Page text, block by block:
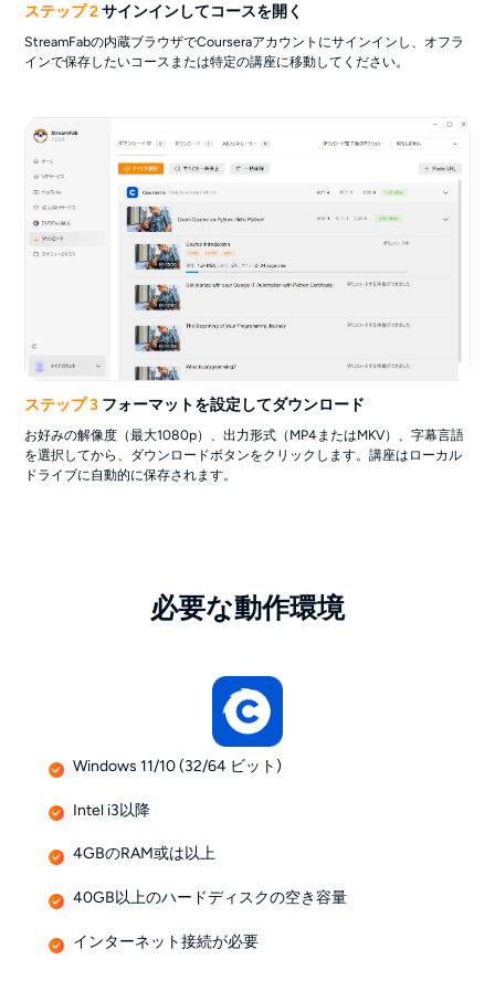
ステップ 2サインインしてコースを開く
StreamFabの内蔵ブラウザでCourseraアカウントにサインインし、オフラ
インで保存したいコースまたは特定の講座に移動してください。
ステップ 3 フォーマットを設定してダウンロード
お好みの解像度（最大1080p）、出力形式（MP4またはMKV）、字幕言語
を選択してから、ダウンロードボタンをクリックします。講座はローカル
ドライブに自動的に保存されます。
必要な動作環境
Windows 11/10 (32/64 ビット)
Intel i3以降
4GBのRAM或は以上
40GB以上のハードディスクの空き容量
インターネット接続が必要